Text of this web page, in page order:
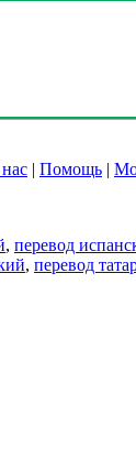
| Помощь |
, перевод
, перевод